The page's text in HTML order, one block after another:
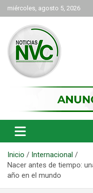
Saltar
al
contenido
miércoles, agosto 5, 2026
NVC
Inicio
Internacional
Nacer antes de tiempo:
año en el mundo